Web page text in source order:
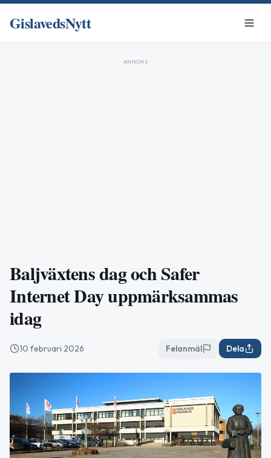
GislavedsNytt
ANNONS
Baljväxtens dag och Safer
Internet Day uppmärksammas
idag
10 februari 2026 Felanmäl Dela